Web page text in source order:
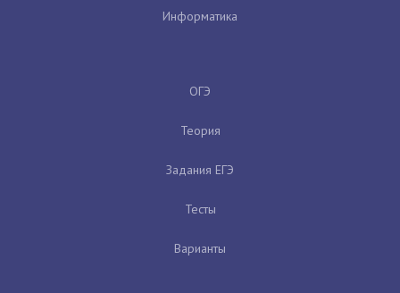
Информатика
ОГЭ
Теория
Задания ЕГЭ
Тесты
Варианты